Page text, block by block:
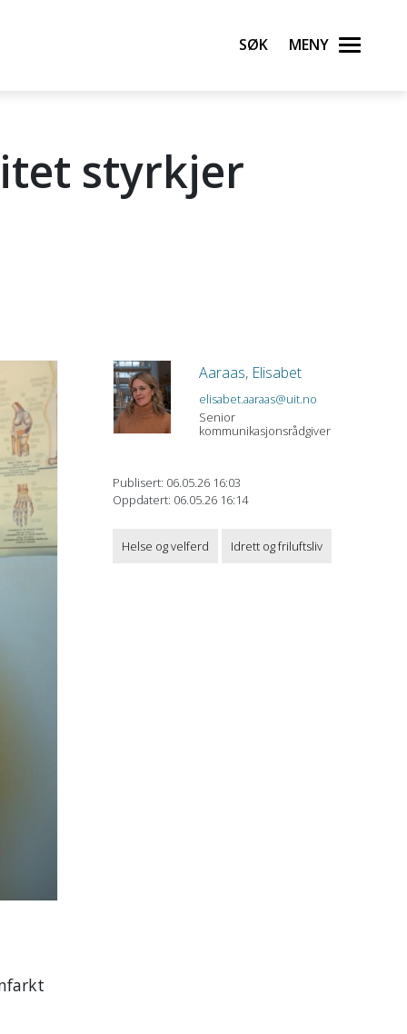
Søk Meny
styrkjer
Aaraas, Elisabet
elisabet.aaraas@uit.no
Senior
kommunikasjonsrådgiver
Publisert: 06.05.26 16:03
Oppdatert: 06.05.26 16:14
Helse og velferd Idrett og friluftsliv